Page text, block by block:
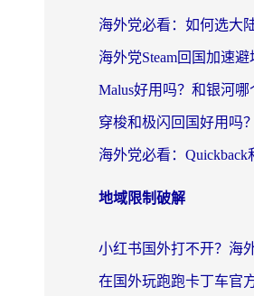
地域限制破解